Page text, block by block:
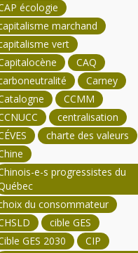
écologie
marchand
vert
CAQ
Carney
CCMM
centralisation
charte des valeurs
e-s progressistes du
du consommateur
cible GES
GES 2030
CIP